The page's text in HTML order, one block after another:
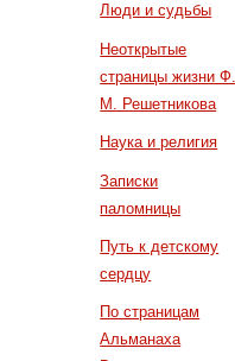
Люди и судьбы
Неоткрытые
страницы жизни Ф.
М. Решетникова
Наука и религия
Записки
паломницы
Путь к детскому
сердцу
По страницам
Альманаха